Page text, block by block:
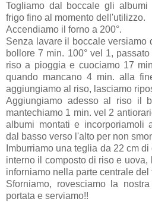
Togliamo dal boccale gli
frigo fino al momento dell'utilizzo.
Accendiamo il forno a 200°.
Senza lavare il boccale versiamo
bollore 7 min. 100° vel 1,
riso a pioggia e cuociamo 17
quando mancano 4 min. alla
aggiungiamo al riso, lasciamo
Aggiungiamo adesso al riso il
mantechiamo 1 min. vel 2
albumi montati e incorporiamoli
dal basso verso l'alto per non
Imburriamo una teglia da 22 cm
interno il composto di riso e
inforniamo nella parte centrale del
Sforniamo, rovesciamo la
portata e serviamo!!